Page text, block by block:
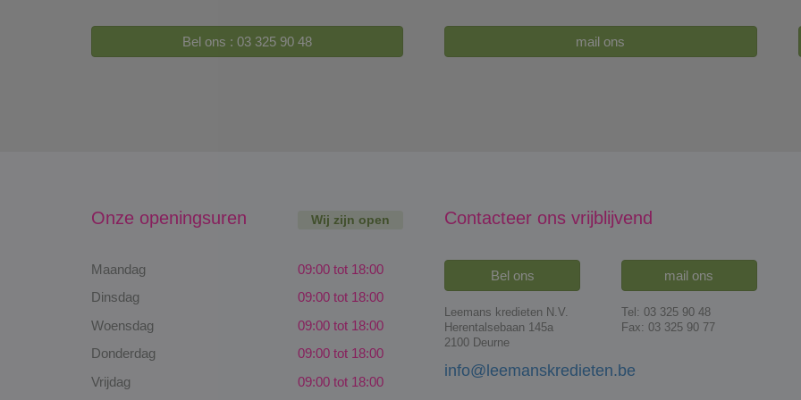
Bel ons : 03 325 90 48 mail ons
Onze openingsuren Wij zijn open
Maandag
09:00 tot 18:00
Dinsdag
09:00 tot 18:00
Woensdag
09:00 tot 18:00
Donderdag
09:00 tot 18:00
Vrijdag
09:00 tot 18:00
Contacteer ons vrijblijvend
Bel ons mail ons
Leemans kredieten N.V.
Herentalsebaan 145a
2100 Deurne
Tel: 03 325 90 48
Fax: 03 325 90 77
info@leemanskredieten.be